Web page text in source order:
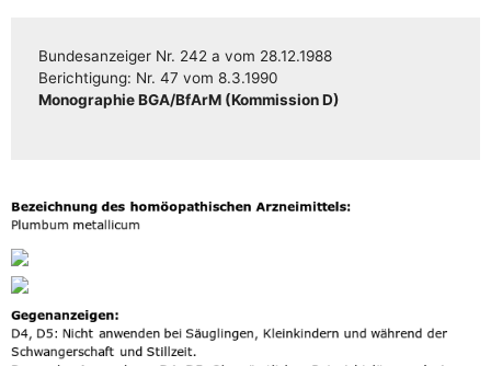
Bun­des­an­zei­ger Nr. 242 a vom 28.12.1988
Berich­ti­gung: Nr. 47 vom 8.3.1990
Mono­gra­phie BGA/​​BfArM (Kom­mis­si­on D)